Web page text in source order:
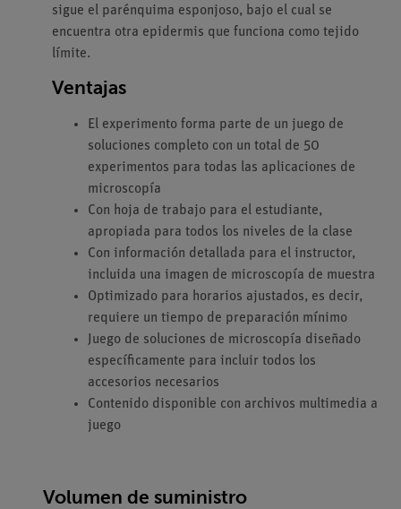
sigue el parénquima esponjoso, bajo el cual se
encuentra otra epidermis que funciona como tejido
límite.
Ventajas
El experimento forma parte de un juego de
soluciones completo con un total de 50
experimentos para todas las aplicaciones de
microscopía
Con hoja de trabajo para el estudiante,
apropiada para todos los niveles de la clase
Con información detallada para el instructor,
incluida una imagen de microscopía de muestra
Optimizado para horarios ajustados, es decir,
requiere un tiempo de preparación mínimo
Juego de soluciones de microscopía diseñado
específicamente para incluir todos los
accesorios necesarios
Contenido disponible con archivos multimedia a
juego
Volumen de suministro